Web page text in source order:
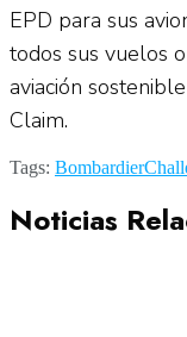
EPD para sus
todos sus vuelos
aviación
Claim.
Tags: Bombardier
Noticias